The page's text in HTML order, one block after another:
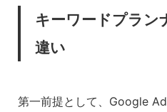
キーワードプラン
違い
第一前提として、Google